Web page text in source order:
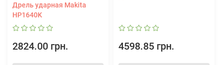
Дрель ударная Makita
HP1640K
2824.00 грн. 4598.85 грн.